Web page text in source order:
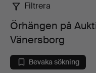
Örhängen
på
Filtrera
Örhängen på
Vänersborg
Bevaka sökning